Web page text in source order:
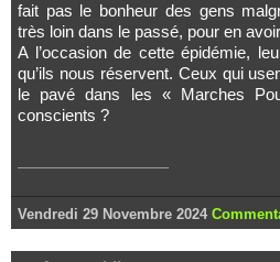
fait pas le bonheur des gens
très loin dans le passé, pour en
A l’occasion de cette épidémie,
qu’ils nous réservent. Ceux qui
le pavé dans les « Marches
conscients ?
Vendredi 29 Novembre 2024